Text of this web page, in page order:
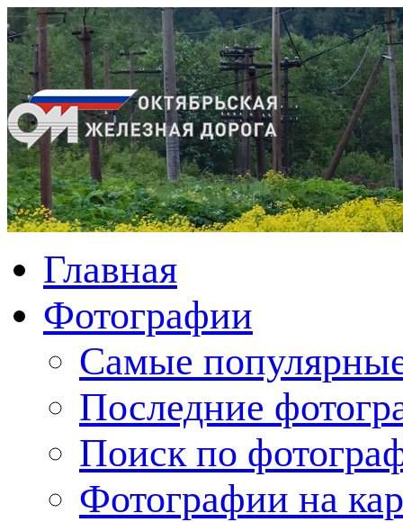
Главная
Фотографии
Cамые
Последние
Поиск по
Фотографии на